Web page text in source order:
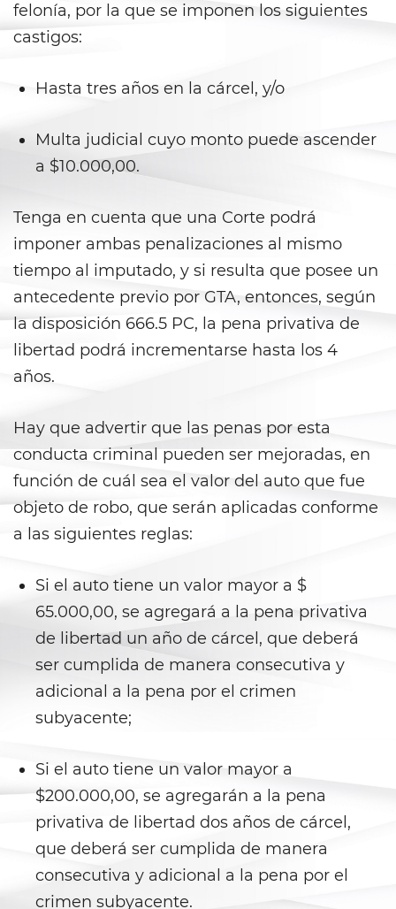
Juvenile Disposition Hearings
Juvenile Probation
Juvenile Three Strikes Law
Offenses Minors Can Be Tried as
Parental Rights in Juvenile Cases
Sealing Juvenile Record
Senate Bill 439
Sustained Juvenile Petitions
Ward of the Court
Post Conviction Matters
Certificate Of Rehabilitation
Parole
Petition to Vacate Murder
Conviction
Probation Violation
Post Conviction Relief
Vacating/ Setting Aside a
Conviction
Property Crimes
felonía, por la que se imponen los siguientes
castigos:
Hasta tres años en la cárcel, y/o
Multa judicial cuyo monto puede ascender
a $10.000,00.
Tenga en cuenta que una Corte podrá
imponer ambas penalizaciones al mismo
tiempo al imputado, y si resulta que posee un
antecedente previo por GTA, entonces, según
la disposición 666.5 PC, la pena privativa de
libertad podrá incrementarse hasta los 4
años.
Hay que advertir que las penas por esta
conducta criminal pueden ser mejoradas, en
función de cuál sea el valor del auto que fue
objeto de robo, que serán aplicadas conforme
a las siguientes reglas:
Si el auto tiene un valor mayor a $
65.000,00, se agregará a la pena privativa
de libertad un año de cárcel, que deberá
ser cumplida de manera consecutiva y
adicional a la pena por el crimen
subyacente;
Si el auto tiene un valor mayor a
$200.000,00, se agregarán a la pena
privativa de libertad dos años de cárcel,
que deberá ser cumplida de manera
consecutiva y adicional a la pena por el
crimen subyacente.